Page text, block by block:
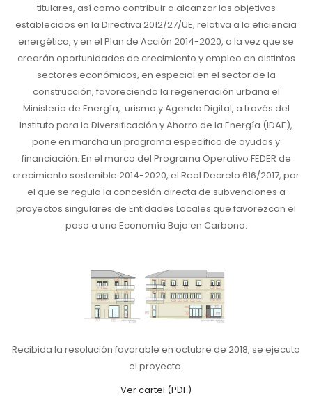
titulares, así como contribuir a alcanzar los objetivos
establecidos en la Directiva 2012/27/UE, relativa a la eficiencia
energética, y en el Plan de Acción 2014-2020, a la vez que se
crearán oportunidades de crecimiento y empleo en distintos
sectores económicos, en especial en el sector de la
construcción, favoreciendo la regeneración urbana el
Ministerio de Energía, urismo y Agenda Digital, a través del
Instituto para la Diversificación y Ahorro de la Energía (IDAE),
pone en marcha un programa específico de ayudas y
financiación. En el marco del Programa Operativo FEDER de
crecimiento sostenible 2014-2020, el Real Decreto 616/2017, por
el que se regula la concesión directa de subvenciones a
proyectos singulares de Entidades Locales que favorezcan el
paso a una Economía Baja en Carbono.
Recibida la resolución favorable en octubre de 2018, se ejecuto
el proyecto.
Ver cartel (PDF)